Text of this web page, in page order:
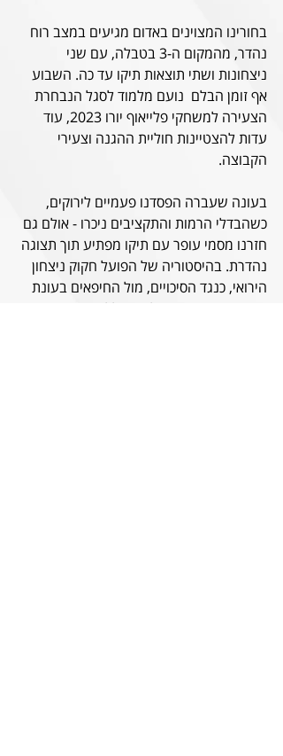
בחורינו המצוינים באדום מגיעים במצב רוח
נהדר, מהמקום ה-3 בטבלה, עם שני
ניצחונות ושתי תוצאות תיקו עד כה. השבוע
אף זומן הבלם  נועם מלמוד לסגל הנבחרת
הצעירה למשחקי פלייאוף יורו 2023, עוד
עדות להצטיינות חוליית ההגנה וצעירי
הקבוצה.
בעונה שעברה הפסדנו פעמיים לירוקים,
כשהבדלי הרמות והתקציבים ניכרו - אולם גם
חזרנו מסמי עופר עם תיקו מפתיע תוך תצוגה
נהדרת. בהיסטוריה של הפועל חקוק ניצחון
הירואי, כנגד הסיכויים, מול החיפאים בעונת
96/97 כך שזו העת להגיע ללא רגשי נחיתות